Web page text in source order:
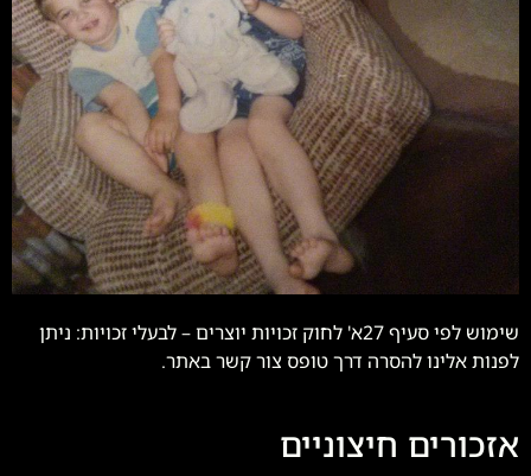
שימוש לפי סעיף 27א' לחוק זכויות יוצרים – לבעלי זכויות: ניתן
לפנות אלינו להסרה דרך טופס צור קשר באתר.
אזכורים חיצוניים